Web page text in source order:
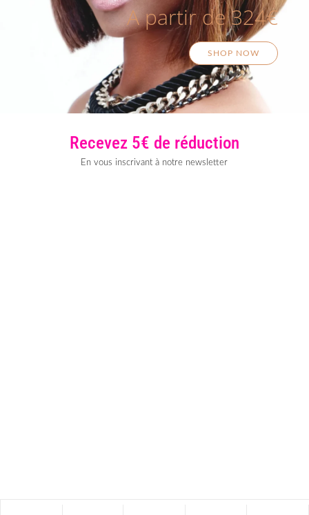
A partir de 324€
SHOP NOW
Recevez 5€ de réduction
En vous inscrivant à notre newsletter